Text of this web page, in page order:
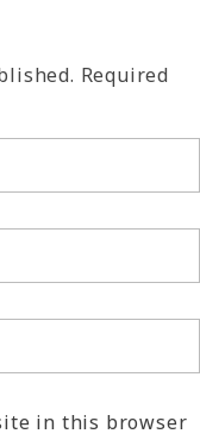
Required
in this browser